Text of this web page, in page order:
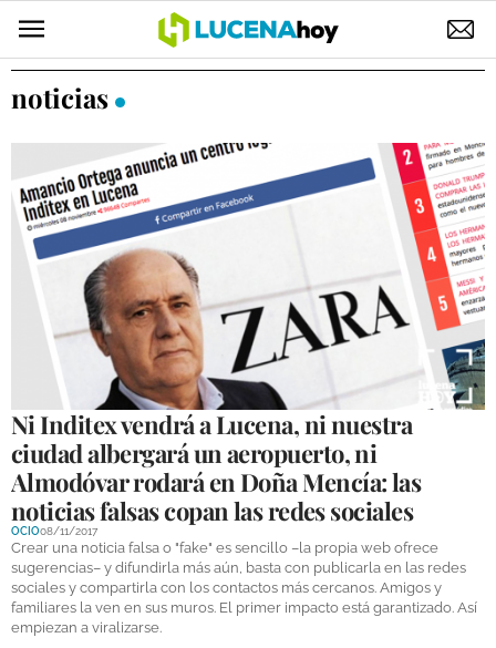
POLÍTICA
ELECCIONES
SUCESOS
ECONOMÍA
DESARROLLO LOCAL
LUCENA EMPRESAS
OCIO
COFRADÍAS
DEPORTES
COMPETICIONES
DEPORTE BASE
noticias
Ni Inditex vendrá a Lucena, ni nuestra
ciudad albergará un aeropuerto, ni
Almodóvar rodará en Doña Mencía: las
noticias falsas copan las redes sociales
OCIO08/11/2017
Crear una noticia falsa o "fake" es sencillo –la propia web ofrece
sugerencias– y difundirla más aún, basta con publicarla en las redes
sociales y compartirla con los contactos más cercanos. Amigos y
familiares la ven en sus muros. El primer impacto está garantizado. Así
empiezan a viralizarse.